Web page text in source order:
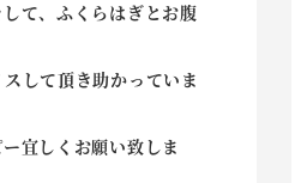
て、ふくらはぎとお腹
して頂き助かっていま
宜しくお願い致しま